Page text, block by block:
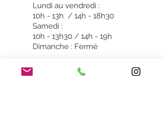
Lundi au vendredi :
10h - 13h / 14h - 18h30
Samedi :
10h - 13h30 / 14h - 19h
Dimanche : Fermé
Saint Pierre
Dimanche & Lundi :